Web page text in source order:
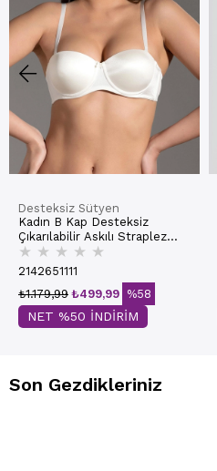
Desteksiz Sütyen
Kadın B Kap Desteksiz
Çıkarılabilir Askılı Straplez
Basic Sütyen | Ekru 7050
★ ★ ★ ★ ★
2142651111
₺499,99
₺1.179,99 %58
NET %50 İNDİRİM
Son Gezdikleriniz